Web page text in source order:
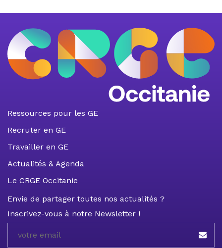
Ressources pour les GE
Recruter en GE
Travailler en GE
Actualités & Agenda
Le CRGE Occitanie
Envie de partager toutes nos actualités ?
Inscrivez-vous à notre Newsletter !